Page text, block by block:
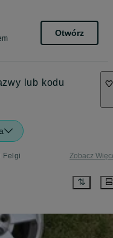
Otwórz
lub kodu
Felgi Zobacz